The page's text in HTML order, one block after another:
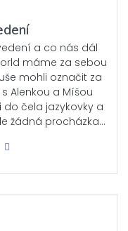
a co nás dál
máme za sebou
mohli označit za
Alenkou a Míšou
čela jazykovky a
žádná procházka…